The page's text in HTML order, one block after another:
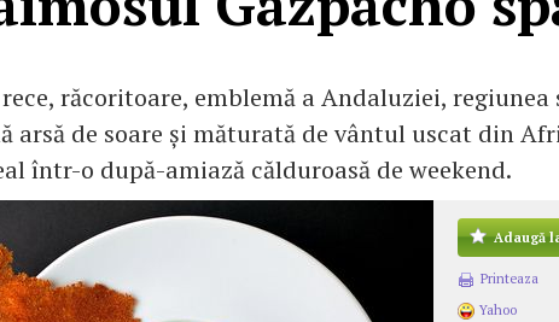
răcoritoare, emblemă a Andaluziei, regiunea
arsă de soare şi măturată de vântul uscat din
într-o după-amiază călduroasă de weekend.
Adaugă
Printeaza
Yahoo